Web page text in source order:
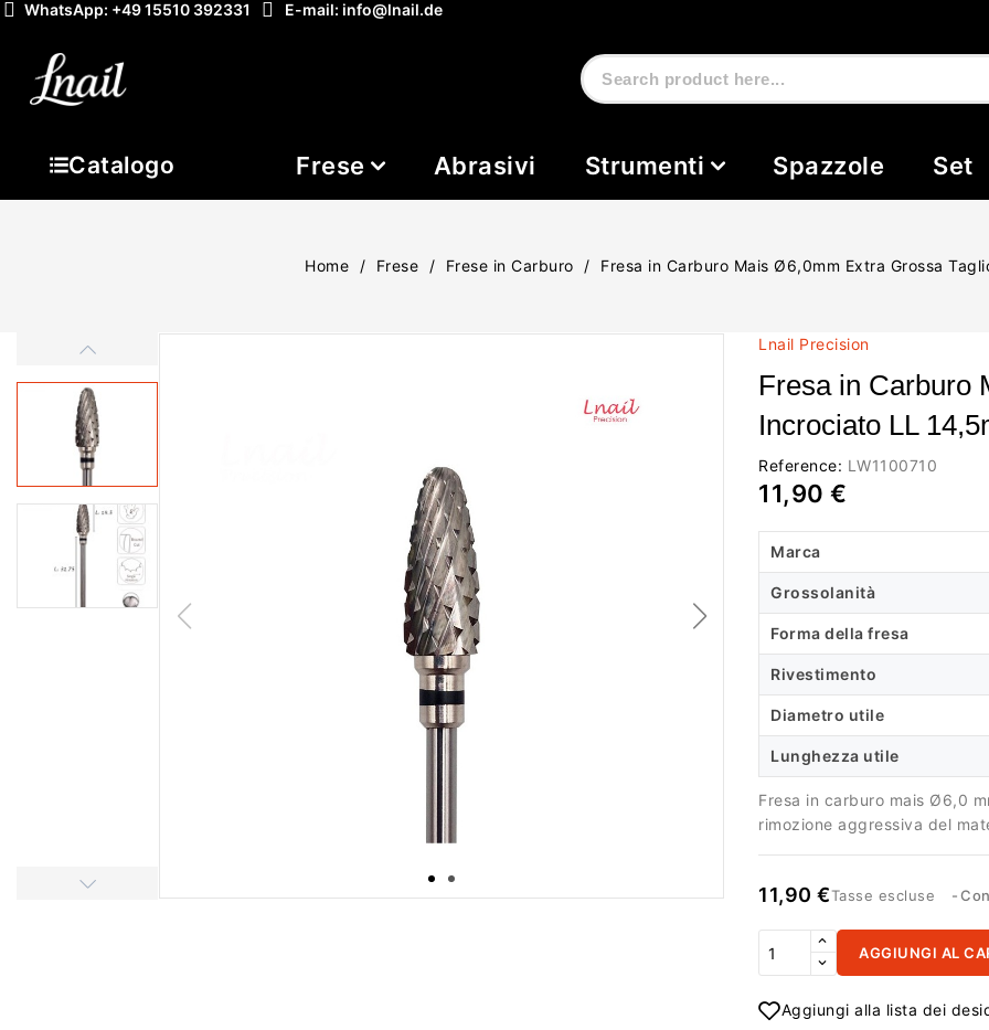
WhatsApp: +49 15510 392331 E-mail: info@lnail.de
Catalogo Frese Abrasivi Strumenti Spazzole Set
Home Frese Frese in Carburo Fresa in Carburo Mais Ø6,0mm Extra Grossa
Lnail Precision
Fresa in Carburo
Incrociato LL
Reference: LW1100710
11,90 €
Marca
Grossolanità
Forma della fresa
Rivestimento
Diametro utile
Lunghezza utile
Fresa in carburo mais Ø6,0
rimozione aggressiva del
11,90 €Tasse escluse
AGGIUNGI AL
Aggiungi alla lista dei